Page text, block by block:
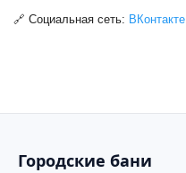
🔗 Социальная сеть: ВКонтакте
Городские бани